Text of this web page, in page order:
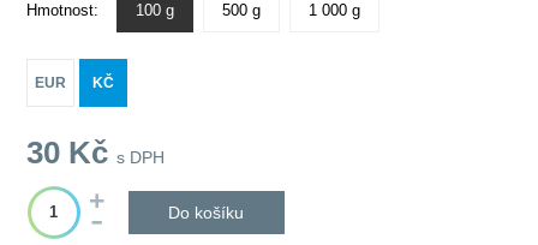
Hmotnost:
100 g 500 g 1 000 g
EUR KČ
30 Kčs DPH
Do košíku